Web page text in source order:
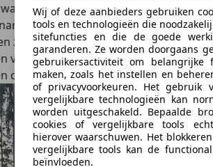
Wij of deze aanbieders gebruiken
tools en technologieën die
sitefuncties en die de goede
garanderen. Ze worden doorgaans
gebruikersactiviteit om belangrijke
maken, zoals het instellen en
of privacyvoorkeuren. Het gebruik
vergelijkbare technologieën kan
worden uitgeschakeld. Bepaalde
cookies of vergelijkbare tools
hierover waarschuwen. Het
vergelijkbare tools kan de
beïnvloeden.
accenten rond de wielkasten en
lijnen verbonden, wat zorgt
zijn optisch verbonden door een
van 17 tot 19 inch –
dynamiek en een robuuste uitstraling.